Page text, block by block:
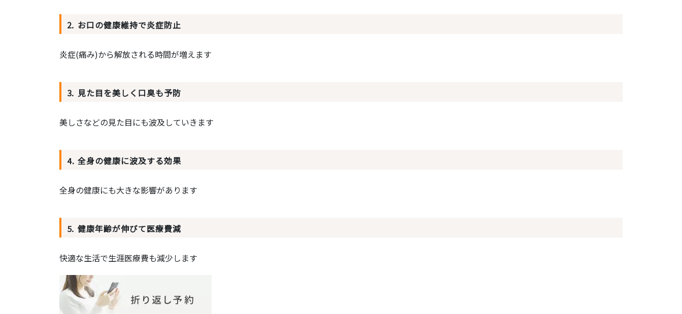
⒉ お⼝の健康維持で炎症防止
炎症(痛み)から解放される時間が増えます
⒊ ⾒た⽬を美しく⼝臭も予防
美しさなどの見た目にも波及していきます
⒋ 全⾝の健康に波及する効果
全身の健康にも大きな影響があります
⒌ 健康年齢が伸びて医療費減
快適な生活で生涯医療費も減少します